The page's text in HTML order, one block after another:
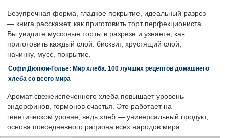
Безупречная форма, гладкое покрытие, идеальный разрез
— книга расскажет, как приготовить торт перфекциониста.
Вы увидите муссовые торты в разрезе и узнаете, как
приготовить каждый слой: бисквит, хрустящий слой,
начинку, мусс, покрытие.
Софи Дюпюи-Голье: Мир хлеба. 100 лучших рецептов домашнего
хлеба со всего мира
Аромат свежеиспеченного хлеба повышает уровень
эндорфинов, гормонов счастья. Это работает на
генетическом уровне, ведь хлеб — универсальный продукт,
основа повседневного рациона всех народов мира.